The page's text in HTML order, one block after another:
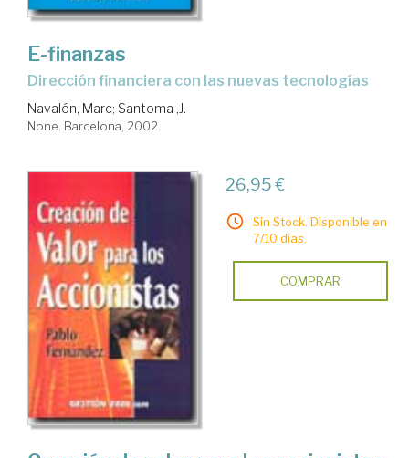
E-finanzas
dirección financiera con las nuevas tecnologías
Navalón, Marc; Santoma ,J.
None. Barcelona, 2002
26,95 €
Sin Stock. Disponible en
7/10 días.
COMPRAR